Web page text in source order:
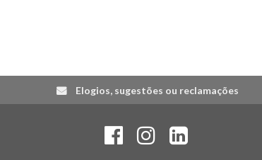
Elogios, sugestões ou reclamações